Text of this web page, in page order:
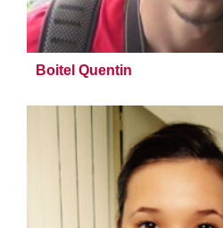
Boitel Quentin